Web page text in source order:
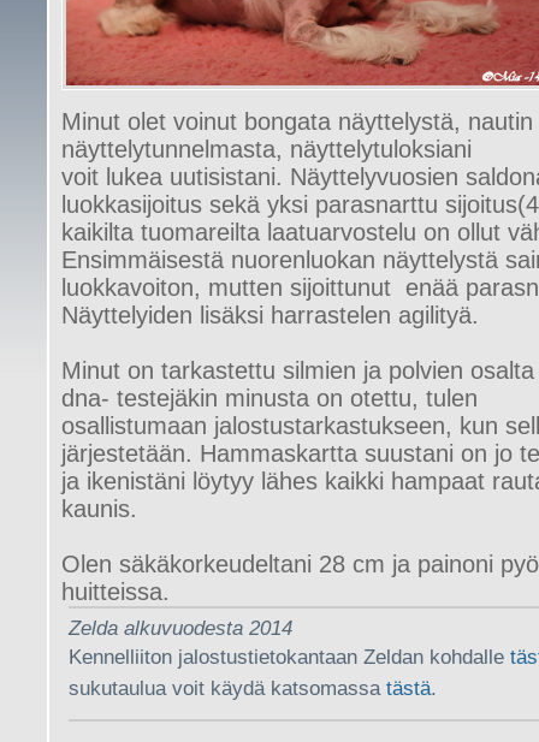
Minut olet voinut bongata näyttelystä,
näyttelytunnelmasta, näyttelytuloksiani
voit lukea uutisistani. Näyttelyvuosien
luokkasijoitus sekä yksi parasnarttu
kaikilta tuomareilta laatuarvostelu on ollut
Ensimmäisestä nuorenluokan näyttelystä
luokkavoiton, mutten sijoittunut enää
Näyttelyiden lisäksi harrastelen agilityä.
Minut on tarkastettu silmien ja polvien
dna- testejäkin minusta on otettu, tulen
osallistumaan jalostustarkastukseen, kun
järjestetään. Hammaskartta suustani on jo
ja ikenistäni löytyy lähes kaikki hampaat
kaunis.
Olen säkäkorkeudeltani 28 cm ja painoni
huitteissa.
Zelda alkuvuodesta 2014
Kennelliiton jalostustietokantaan Zeldan kohdalle
sukutauluavoit käydä katsomassa tästä.